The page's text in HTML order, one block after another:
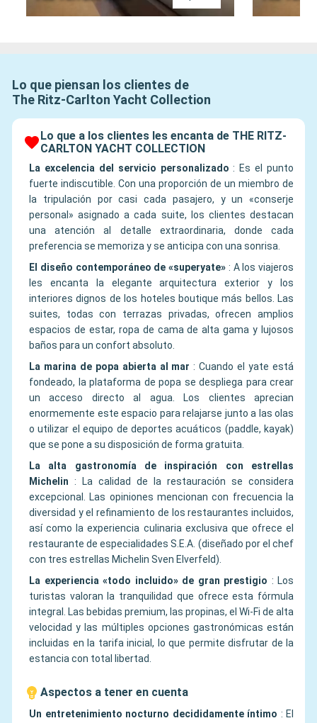
Lo que piensan los clientes de
The Ritz-Carlton Yacht Collection
Lo que a los clientes les encanta de THE RITZ-
CARLTON YACHT COLLECTION
La excelencia del servicio personalizado : Es el punto
fuerte indiscutible. Con una proporción de un miembro de
la tripulación por casi cada pasajero, y un «conserje
personal» asignado a cada suite, los clientes destacan
una atención al detalle extraordinaria, donde cada
preferencia se memoriza y se anticipa con una sonrisa.
El diseño contemporáneo de «superyate» : A los viajeros
les encanta la elegante arquitectura exterior y los
interiores dignos de los hoteles boutique más bellos. Las
suites, todas con terrazas privadas, ofrecen amplios
espacios de estar, ropa de cama de alta gama y lujosos
baños para un confort absoluto.
La marina de popa abierta al mar :Cuando el yate está
fondeado, la plataforma de popa se despliega para crear
un acceso directo al agua. Los clientes aprecian
enormemente este espacio para relajarse junto a las olas
o utilizar el equipo de deportes acuáticos (paddle, kayak)
que se pone a su disposición de forma gratuita.
La alta gastronomía de inspiración con estrellas
Michelin :
La calidad de la restauración se considera
excepcional. Las opiniones mencionan con frecuencia la
diversidad y el refinamiento de los restaurantes incluidos,
así como la experiencia culinaria exclusiva que ofrece el
restaurante de especialidades S.E.A. (diseñado por el chef
con tres estrellas Michelin Sven Elverfeld).
La experiencia «todo incluido» de gran prestigio : Los
turistas valoran la tranquilidad que ofrece esta fórmula
integral. Las bebidas premium, las propinas, el Wi-Fi de alta
velocidad y las múltiples opciones gastronómicas están
incluidas en la tarifa inicial, lo que permite disfrutar de la
estancia con total libertad.
Aspectos a tener en cuenta
Un entretenimiento nocturno decididamente íntimo : El